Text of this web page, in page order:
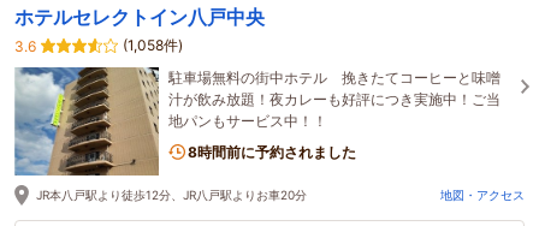
ホテルセレクトイン八戸中央
3.6
(1,058件)
駐車場無料の街中ホテル 挽きたてコーヒーと味噌
汁が飲み放題！夜カレーも好評につき実施中！ご当
地パンもサービス中！！
8時間前に予約されました
JR本八戸駅より徒歩12分、JR八戸駅よりお車20分 地図・アクセス